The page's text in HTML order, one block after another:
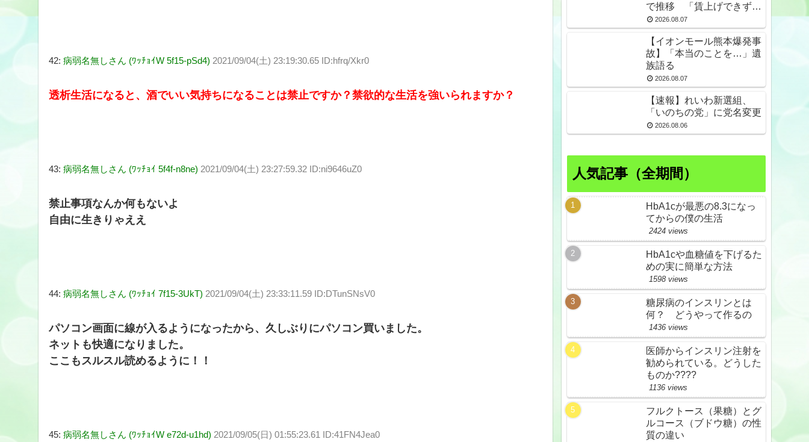
42: 病弱名無しさん (ﾜｯﾁｮｲW 5f15-pSd4) 2021/09/04(土) 23:19:30.65 ID:hfrq/Xkr0
透析生活になると、酒でいい気持ちになることは禁止ですか？禁欲的な生活を強いられますか？
43: 病弱名無しさん (ﾜｯﾁｮｲ 5f4f-n8ne) 2021/09/04(土) 23:27:59.32 ID:ni9646uZ0
禁止事項なんか何もないよ
自由に生きりゃええ
44: 病弱名無しさん (ﾜｯﾁｮｲ 7f15-3UkT) 2021/09/04(土) 23:33:11.59 ID:DTunSNsV0
パソコン画面に線が入るようになったから、久しぶりにパソコン買いました。
ネットも快適になりました。
ここもスルスル読めるように！！
45: 病弱名無しさん (ﾜｯﾁｮｲW e72d-u1hd) 2021/09/05(日) 01:55:23.61 ID:41FN4Jea0
で推移 「賃上げできず」
倒産も発生
2026.08.07
【イオンモール熊本爆発事
故】「本当のことを…」遺
族語る
2026.08.07
【速報】れいわ新選組、
「いのちの党」に党名変更
2026.08.06
人気記事（全期間）
HbA1cが最悪の8.3になっ
てからの僕の生活
2424 views
HbA1cや血糖値を下げるた
めの実に簡単な方法
1598 views
糖尿病のインスリンとは
何？ どうやって作るの
1436 views
医師からインスリン注射を
勧められている。どうした
ものか????
1136 views
フルクトース（果糖）とグ
ルコース（ブドウ糖）の性
質の違い